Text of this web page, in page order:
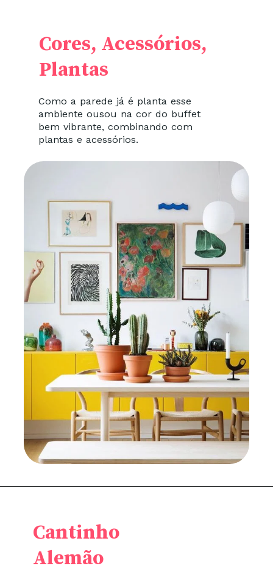
Como a parede já é planta esse
ambiente ousou na cor do buffet
bem vibrante, combinando com
plantas e acessórios.
Cores, Acessórios,
Plantas
Cantinho
Alemão